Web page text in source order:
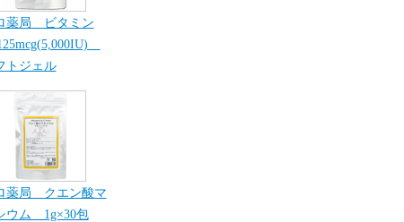
薬局 ビタミン
トジェル
薬局 クエン酸マ
ウム 1g×30包